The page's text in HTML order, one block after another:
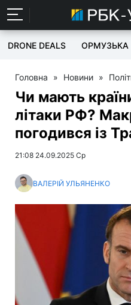
DRONE DEALS ОРМУЗЬКА
Головна » Новини »
Чи мають
літаки РФ?
погодився із
21:08 24.09.2025 Ср
ВАЛЕРІЙ УЛЬЯНЕНКО